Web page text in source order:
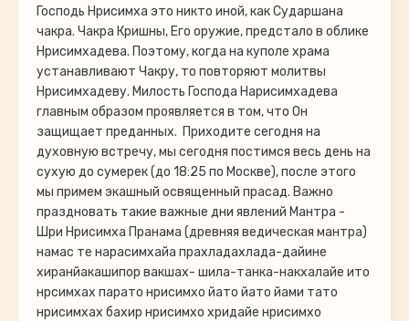
Господь Нрисимха это никто иной, как Сударшана
чакра. Чакра Кришны, Его оружие, предстало в облике
Нрисимхадева. Поэтому, когда на куполе храма
устанавливают Чакру, то повторяют молитвы
Нрисимхадеву. Милость Господа Нарисимхадева
главным образом проявляется в том, что Он
защищает преданных. Приходите сегодня на
духовную встречу, мы сегодня постимся весь день на
сухую до сумерек (до 18:25 по Москве), после этого
мы примем экашный освященный прасад. Важно
праздновать такие важные дни явлений Мантра -
Шри Нрисимха Пранама (древняя ведическая мантра)
намас те нарасимхайа прахладахлада-дайине
хиранйакашипор вакшах- шила-танка-накхалайе ито
нрсимхах парато нрисимхо йато йато йами тато
нрисимхах бахир нрисимхо хридайе нрисимхо